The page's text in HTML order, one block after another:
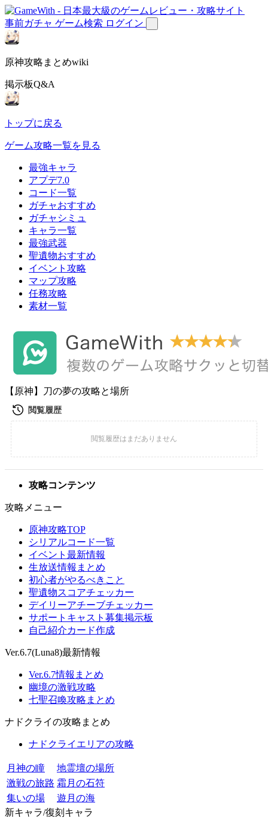
事前ガチャ ゲーム検索 ログイン
原神攻略まとめwiki
掲示板Q&A
トップに戻る
ゲーム攻略一覧を見る
最強キャラ
アプデ7.0
コード一覧
ガチャおすすめ
ガチャシミュ
キャラ一覧
最強武器
聖遺物おすすめ
イベント攻略
マップ攻略
任務攻略
素材一覧
【原神】刀の夢の攻略と場所
攻略コンテンツ
攻略メニュー
原神攻略TOP
シリアルコード一覧
イベント最新情報
生放送情報まとめ
初心者がやるべきこと
聖遺物スコアチェッカー
デイリーアチーブチェッカー
サポートキャスト募集掲示板
自己紹介カード作成
Ver.6.7(Luna8)最新情報
Ver.6.7情報まとめ
幽境の激戦攻略
七聖召喚攻略まとめ
ナドクライの攻略まとめ
ナドクライエリアの攻略
月神の瞳
地霊壇の場所
激戦の旅路 霜月の石符
集いの場
遊月の海
新キャラ/復刻キャラ